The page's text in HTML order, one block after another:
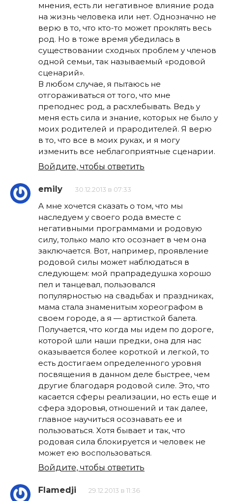
мнения, есть ли негативное влияние рода
на жизнь человека или нет. Однозначно не
верю в то, что кто-то может проклять весь
род. Но в тоже время убедилась в
существовании сходных проблем у членов
одной семьи, так называемый «родовой
сценарий».
В любом случае, я пытаюсь не
отгораживаться от того, что мне
преподнес род, а расхлебывать. Ведь у
меня есть сила и знание, которых не было у
моих родителей и прародителей. Я верю
в то, что все в моих руках, и я могу
изменить все неблагоприятные сценарии.
Войдите, чтобы ответить
emily 30.12.2013 в 07:33
А мне хочется сказать о том, что мы
наследуем у своего рода вместе с
негативными программами и родовую
силу, только мало кто осознает в чем она
заключается. Вот, например, проявление
родовой силы может наблюдаться в
следующем: мой прапрадедушка хорошо
пел и танцевал, пользовался
популярностью на свадьбах и праздниках,
мама стала знаменитым хореографом в
своем городе, а я — артисткой балета.
Получается, что когда мы идем по дороге,
которой шли наши предки, она для нас
оказывается более короткой и легкой, то
есть достигаем определенного уровня
посвящения в данном деле быстрее, чем
другие благодаря родовой силе. Это, что
касается сферы реализации, но есть еще и
сфера здоровья, отношений и так далее,
главное научиться осознавать ее и
пользоваться. Хотя бывает и так, что
родовая сила блокируется и человек не
может ею воспользоваться.
Войдите, чтобы ответить
Flamedji 29.12.2013 в 11:36